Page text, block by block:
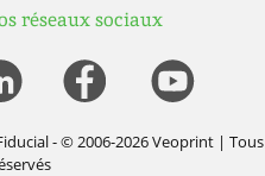
réseaux sociaux
- © 2006-2026 Veoprint | Tous